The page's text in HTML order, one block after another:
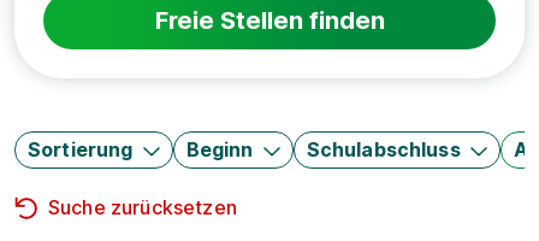
Freie Stellen finden
Sortierung Beginn Schulabschluss
Suche zurücksetzen